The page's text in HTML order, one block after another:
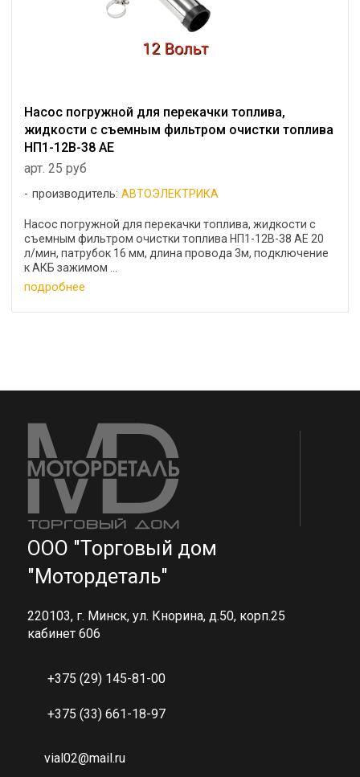
Насос погружной для перекачки топлива,
жидкости с съемным фильтром очистки топлива
НП1-12В-38 AE
арт. 25 руб
производитель:АВТОЭЛЕКТРИКА
Насос погружной для перекачки топлива, жидкости с
съемным фильтром очистки топлива НП1-12В-38 AE 20
л/мин, патрубок 16 мм, длина провода 3м, подключение
к АКБ зажимом ...
подробнее
ООО "Торговый дом
"Мотордеталь"
220103, г. Минск, ул. Кнорина, д.50, корп.25
кабинет 606
+375 (29) 145-81-00
+375 (33) 661-18-97
vial02@mail.ru